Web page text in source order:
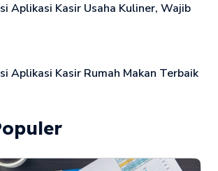
Aplikasi Kasir Usaha Kuliner, Wajib
Aplikasi Kasir Rumah Makan Terbaik